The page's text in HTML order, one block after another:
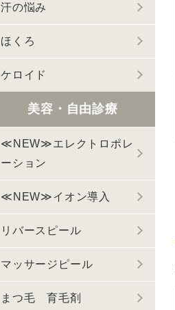
汗の悩み
ほくろ
ケロイド
美容・自由診療
≪NEW≫エレクトロポレ
ーション
≪NEW≫イオン導入
リバースピール
マッサージピール
まつ毛 育毛剤